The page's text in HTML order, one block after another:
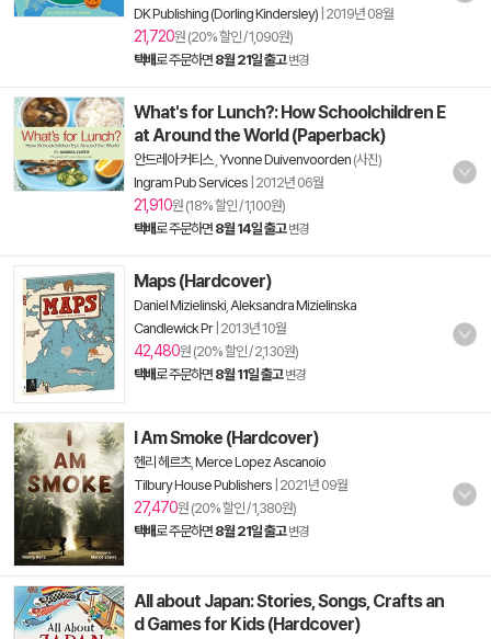
DK Publishing (Dorling Kindersley) 2019년 08월
21,720원 (20% 할인 / 1,090원)
택배로 주문하면 8월 21일 출고 변경
What's for Lunch?: How Schoolchildren E
at Around the World (Paperback)
안드레아 커티스, Yvonne Duivenvoorden (사진)
Ingram Pub Services 2012년 06월
21,910원 (18% 할인 / 1,100원)
택배로 주문하면 8월 14일 출고 변경
Maps (Hardcover)
Daniel Mizielinski Aleksandra Mizielinska
Candlewick Pr| 2013년 10월
42,480원 (20% 할인 / 2,130원)
택배로 주문하면 8월 11일 출고 변경
I Am Smoke (Hardcover)
헨리 헤르츠, Merce Lopez Ascanoio
Tilbury House Publishers 2021년 09월
27,470원 (20% 할인 / 1,380원)
택배로 주문하면 8월 21일 출고 변경
All about Japan: Stories, Songs, Crafts an
d Games for Kids (Hardcover)